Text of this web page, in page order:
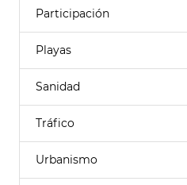
Participación
Playas
Sanidad
Tráfico
Urbanismo